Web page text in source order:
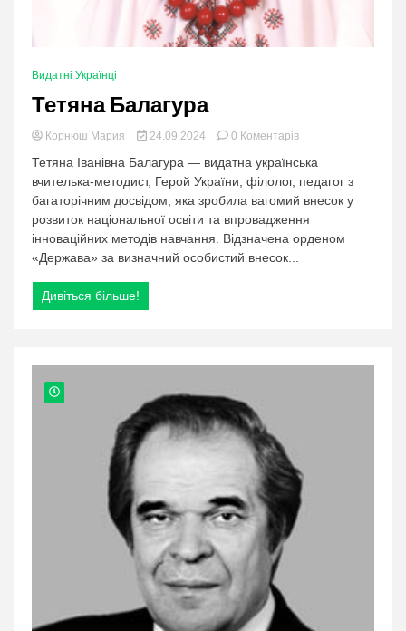
Видатні Українці
Тетяна Балагура
Корнюш Мария 24.09.2024 0 Коментарівв
Тетяна
Балагура
Тетяна Іванівна Балагура — видатна українська
вчителька-методист, Герой України, філолог, педагог з
багаторічним досвідом, яка зробила вагомий внесок у
розвиток національної освіти та впровадження
інноваційних методів навчання. Відзначена орденом
«Держава» за визначний особистий внесок...
Дивіться більше!